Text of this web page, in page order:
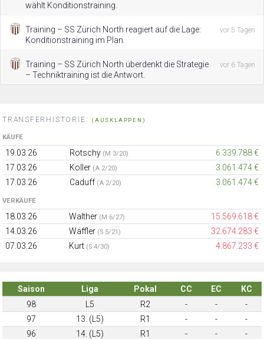
wählt Konditionstraining.
Training – SS Zürich North reagiert auf die Lage:
Konditionstraining im Plan.
vor 5 Tagen
Training – SS Zürich North überdenkt die Strategie
– Techniktraining ist die Antwort.
vor 6 Tagen
TRANSFERHISTORIE: (AUSKLAPPEN)
KÄUFE
19.03.26 Rotschy (M 3/20)
6.339.788 €
17.03.26
Koller (A 2/20)
3.061.474 €
17.03.26
Caduff (A 2/20) 3.061.474 €
VERKÄUFE
18.03.26 Walther (M 6/27)
15.569.618 €
14.03.26
Wäffler (S 5/21)
32.674.283 €
07.03.26
Kurt (S 4/30) 4.867.233 €
Saison Liga Pokal CC EC
KC
98
L5 R2 - -
-
97
13. (L5) R1 - -
-
96
14. (L5) R1 - -
-